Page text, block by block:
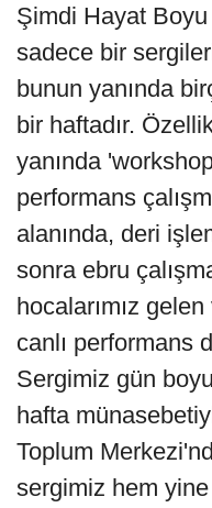
Şimdi Hayat Boyu
sadece bir
bunun yanında
bir haftadır.
yanında
performans
alanında, deri
sonra ebru
hocalarımız
canlı performans
Sergimiz gün
hafta
Toplum
sergimiz hem